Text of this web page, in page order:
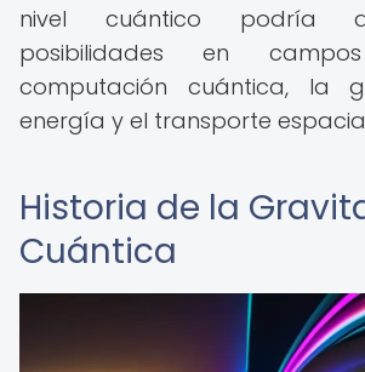
nivel cuántico podría
posibilidades en
computación cuántica, la
energía y el transporte
Historia de la
Cuántica